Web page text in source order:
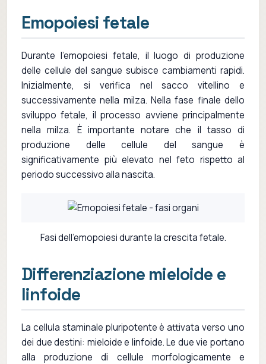
Emopoiesi fetale
Durante l'emopoiesi fetale, il luogo di produzione
delle cellule del sangue subisce cambiamenti rapidi.
Inizialmente, si verifica nel sacco vitellino e
successivamente nella milza. Nella fase finale dello
sviluppo fetale, il processo avviene principalmente
nella milza. È importante notare che il tasso di
produzione delle cellule del sangue è
significativamente più elevato nel feto rispetto al
periodo successivo alla nascita.
Fasi dell'emopoiesi durante la crescita fetale.
Differenziazione mieloide e
linfoide
La cellula staminale pluripotente è attivata verso uno
dei due destini: mieloide e linfoide. Le due vie portano
alla produzione di cellule morfologicamente e